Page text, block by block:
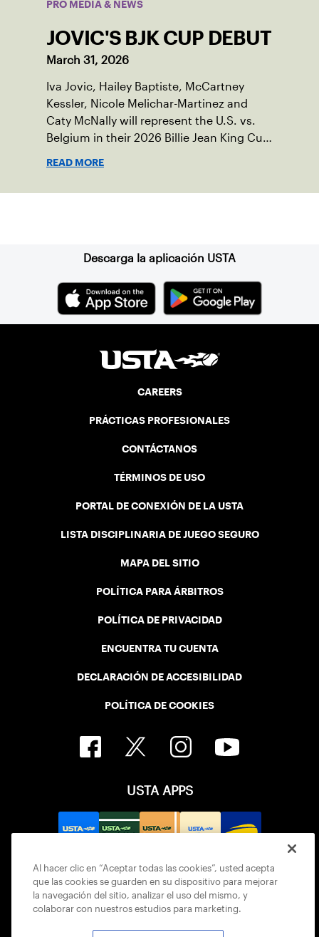
PRO MEDIA & NEWS
JOVIC'S BJK CUP DEBUT
March 31, 2026
Iva Jovic, Hailey Baptiste, McCartney
Kessler, Nicole Melichar-Martinez and
Caty McNally will represent the U.S. vs.
Belgium in their 2026 Billie Jean King Cup
READ MORE
Descarga la aplicación USTA
CAREERS
PRÁCTICAS PROFESIONALES
CONTÁCTANOS
TÉRMINOS DE USO
PORTAL DE CONEXIÓN DE LA USTA
LISTA DISCIPLINARIA DE JUEGO SEGURO
MAPA DEL SITIO
POLÍTICA PARA ÁRBITROS
POLÍTICA DE PRIVACIDAD
ENCUENTRA TU CUENTA
DECLARACIÓN DE ACCESIBILIDAD
POLÍTICA DE COOKIES
USTA APPS
Al hacer clic en “Aceptar todas las cookies”, usted acepta
que las cookies se guarden en su dispositivo para mejorar
la navegación del sitio, analizar el uso del mismo, y
colaborar con nuestros estudios para marketing.